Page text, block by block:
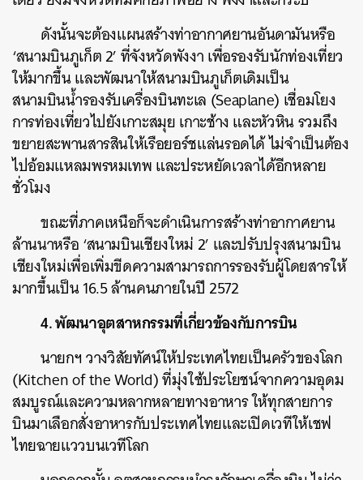
ดังนั้นจะต้องแผนสร้างท่าอากาศยานอันดามันหรือ
‘สนามบินภูเก็ต 2’ ที่จังหวัดพังงา เพื่อรองรับนักท่องเที่ยว
ให้มากขึ้น และพัฒนาให้สนามบินภูเก็ตเดิมเป็น
สนามบินน้ำรองรับเครื่องบินทะเล (Seaplane) เชื่อมโยง
การท่องเที่ยวไปยังเกาะสมุย เกาะช้าง และหัวหิน รวมถึง
ขยายสะพานสารสินให้เรือยอร์ชแล่นรอดได้ ไม่จำเป็นต้อง
ไปอ้อมแหลมพรหมเทพ และประหยัดเวลาได้อีกหลาย
ชั่วโมง
ขณะที่ภาคเหนือก็จะดำเนินการสร้างท่าอากาศยาน
ล้านนาหรือ ‘สนามบินเชียงใหม่ 2’ และปรับปรุงสนามบิน
เชียงใหม่เพื่อเพิ่มขีดความสามารถการรองรับผู้โดยสารให้
มากขึ้นเป็น 16.5 ล้านคนภายในปี 2572
4. พัฒนาอุตสาหกรรมที่เกี่ยวข้องกับการบิน
นายกฯ วางวิสัยทัศน์ให้ประเทศไทยเป็นครัวของโลก
(Kitchen of the World) ที่มุ่งใช้ประโยชน์จากความอุดม
สมบูรณ์และความหลากหลายทางอาหาร ให้ทุกสายการ
บินมาเลือกสั่งอาหารกับประเทศไทยและเปิดเวทีให้เชฟ
ไทยฉายแววบนเวทีโลก
SHARE TWEET LINE EMAIL